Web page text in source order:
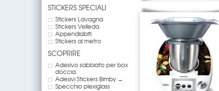
STICKERS SPECIALI
Stickers Lavagna
Stickers Velleda
Appendiabiti
Stickers al metro
SCOPRIRE
Adesivo sabbiato per box
doccia
Adesivi Stickers Bimby →
Specchio plexiglass